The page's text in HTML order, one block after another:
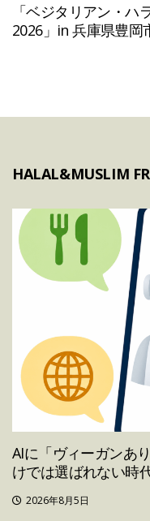
「ベジタリアン・ハ
2026」in 兵庫県豊岡
HALAL&MUSLIM
AIに「ヴィーガンあ
けでは選ばれない時
2026年8月5日